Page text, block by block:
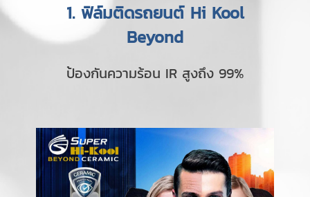
1. ฟิล์มติดรถยนต์ Hi Kool
Beyond
ป้องกันความร้อน IR สูงถึง 99%